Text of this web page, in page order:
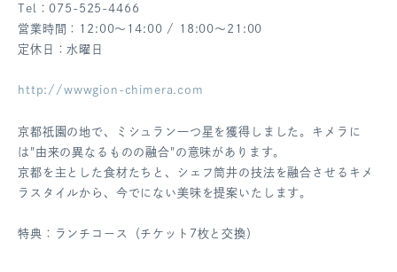
Tel：075-525-4466
営業時間：12:00～14:00 / 18:00～21:00
定休日：水曜日
http://wwwgion-chimera.com
京都祇園の地で、ミシュラン一つ星を獲得しました。キメラに
は"由来の異なるものの融合"の意味があります。
京都を主とした食材たちと、シェフ筒井の技法を融合させるキメ
ラスタイルから、今でにない美味を提案いたします。
特典：ランチコース（チケット7枚と交換）